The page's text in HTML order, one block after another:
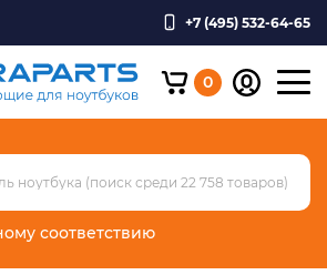
+7 (495) 532-64-65
0
соответствию